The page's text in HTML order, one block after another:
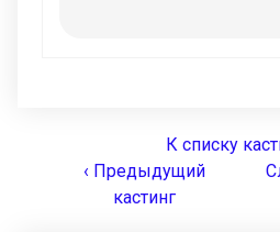
К списку
‹ Предыдущий
кастинг